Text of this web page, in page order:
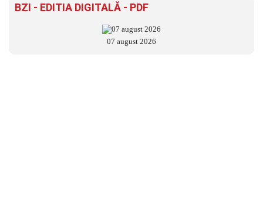
BZI - EDITIA DIGITALĂ - PDF
07 august 2026